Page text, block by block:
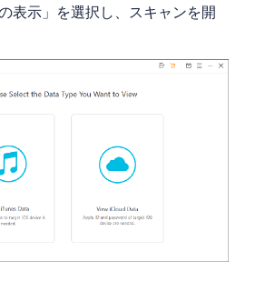
表示」を選択し、スキャンを開